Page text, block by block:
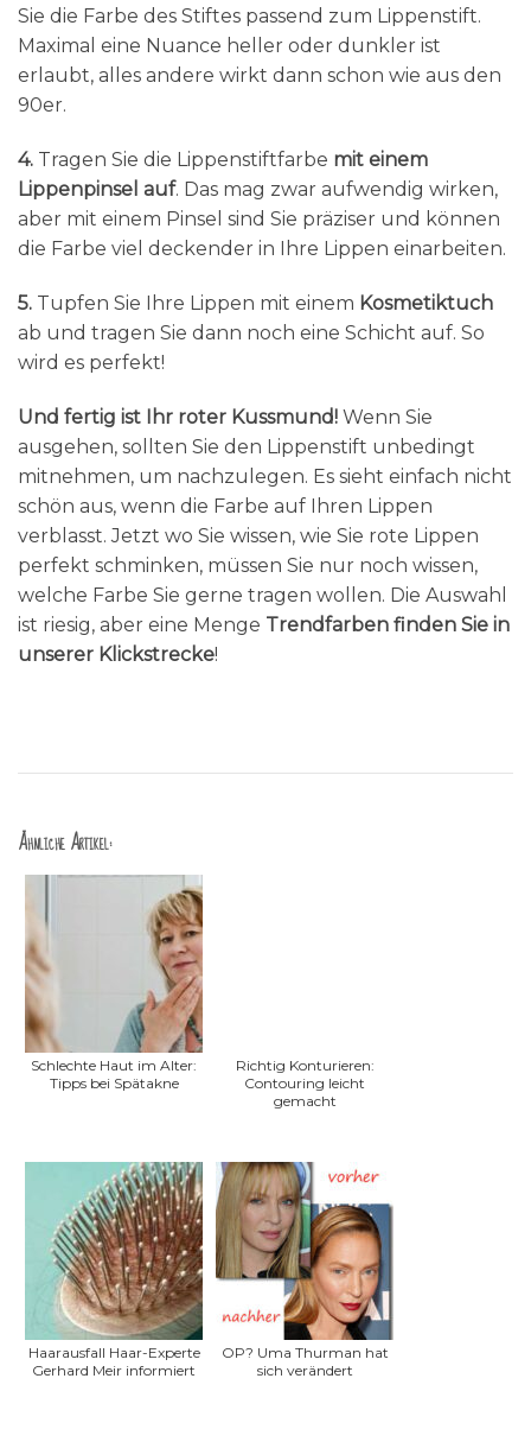
Sie die Farbe des Stiftes passend zum Lippenstift.
Maximal eine Nuance heller oder dunkler ist
erlaubt, alles andere wirkt dann schon wie aus den
90er.
4. Tragen Sie die Lippenstiftfarbe mit einem
Lippenpinsel auf. Das mag zwar aufwendig wirken,
aber mit einem Pinsel sind Sie präziser und können
die Farbe viel deckender in Ihre Lippen einarbeiten.
5. Tupfen Sie Ihre Lippen mit einem Kosmetiktuch
ab und tragen Sie dann noch eine Schicht auf. So
wird es perfekt!
Und fertig ist Ihr roter Kussmund! Wenn Sie
ausgehen, sollten Sie den Lippenstift unbedingt
mitnehmen, um nachzulegen. Es sieht einfach nicht
schön aus, wenn die Farbe auf Ihren Lippen
verblasst. Jetzt wo Sie wissen, wie Sie rote Lippen
perfekt schminken, müssen Sie nur noch wissen,
welche Farbe Sie gerne tragen wollen. Die Auswahl
ist riesig, aber eine Menge Trendfarben finden Sie in
unserer Klickstrecke!
Ähnliche Artikel:
Schlechte Haut im Alter:
Tipps bei Spätakne
Richtig Konturieren:
Contouring leicht
gemacht
Haarausfall Haar-Experte
Gerhard Meir informiert
OP? Uma Thurman hat
sich verändert